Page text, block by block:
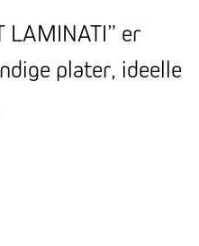
LAMINATI” er
plater, ideelle